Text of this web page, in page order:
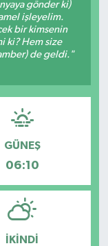
gönder ki)
işleyelim.
bir kimsenin
ki? Hem size
de geldi."
GÜNEŞ
06:10
İKINDI